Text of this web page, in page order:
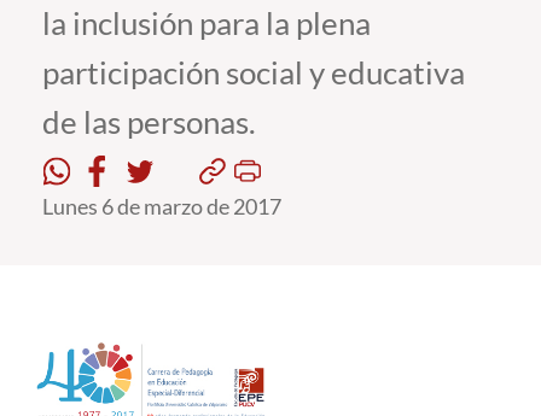
Académicos
Funcionarios
Alumni
la inclusión para la plena
participación social y educativa
de las personas.
Lunes 6 de marzo de 2017